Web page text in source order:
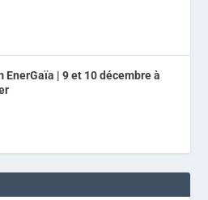
EnerGaïa | 9 et 10 décembre à